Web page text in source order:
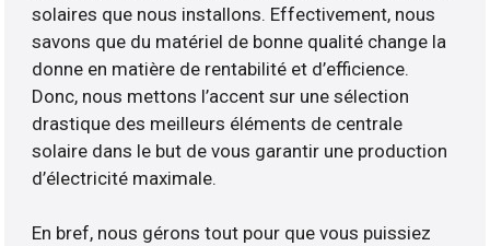
solaires que nous installons. Effectivement, nous
savons que du matériel de bonne qualité change la
donne en matière de rentabilité et d’efficience.
Donc, nous mettons l’accent sur une sélection
drastique des meilleurs éléments de centrale
solaire dans le but de vous garantir une production
d’électricité maximale.
En bref, nous gérons tout pour que vous puissiez